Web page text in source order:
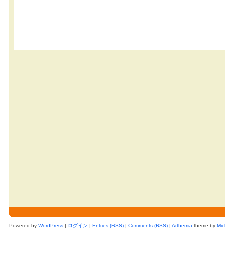
Powered by WordPress| ログイン | Entries (RSS)| Comments (RSS)| Arthemia theme by